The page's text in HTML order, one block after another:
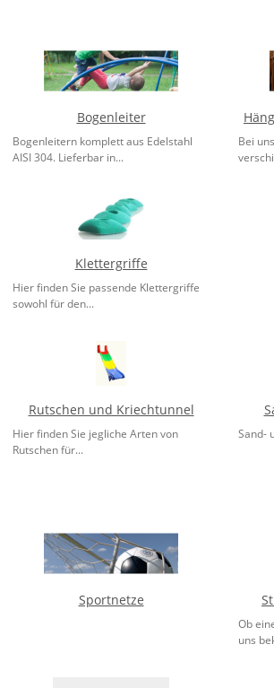
Bogenleiter
Bogenleitern komplett aus Edelstahl
AISI 304. Lieferbar in...
Bei
Klettergriffe
Hier finden Sie passende Klettergriffe
sowohl für den...
Rutschen und Kriechtunnel
Hier finden Sie jegliche Arten von
Rutschen für...
Sand-
Sportnetze
Ob
uns